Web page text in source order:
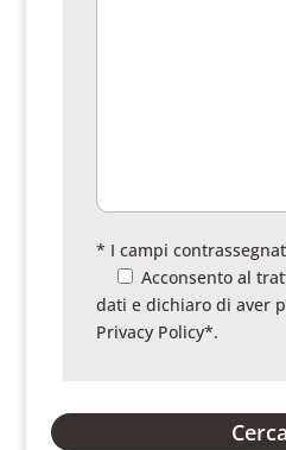
* I campi
Acconsento al
dati e dichiaro di aver
Privacy Policy*.
Cerca